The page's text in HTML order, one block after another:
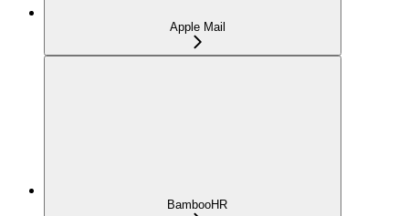
Apple Mail
BambooHR